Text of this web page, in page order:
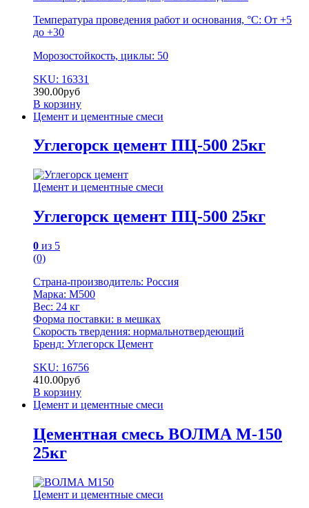
Температура проведения работ и основания, °C: От +5
до +30
Морозостойкость, циклы: 50
SKU: 16331
390.00руб
В корзину
Цемент и цементные смеси
Углегорск цемент ПЦ-500 25кг
Цемент и цементные смеси
Углегорск цемент ПЦ-500 25кг
0 из 5
(0)
Страна-производитель: Россия
Марка: М500
Вес: 24 кг
Форма поставки: в мешках
Скорость твердения: нормальнотвердеющий
Бренд: Углегорск Цемент
SKU: 16756
410.00руб
В корзину
Цемент и цементные смеси
Цементная смесь ВОЛМА М-150
25кг
Цемент и цементные смеси